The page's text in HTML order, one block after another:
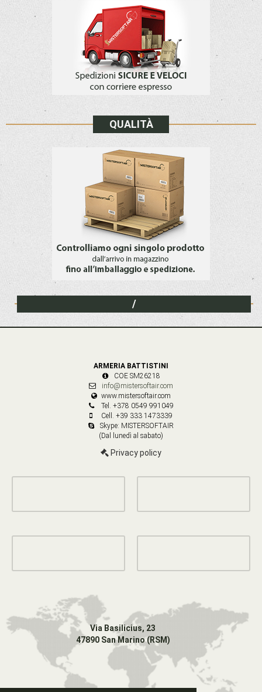
QUALITÀ
/
ARMERIA BATTISTINI
COE SM26218
info@mistersoftair.com
www.mistersoftair.com
Tel. +378 0549 991049
Cell. +39 333 1473339
Skype: MISTERSOFTAIR
(Dal lunedì al sabato)
Privacy policy
Via Basilicius, 23
47890 San Marino (RSM)